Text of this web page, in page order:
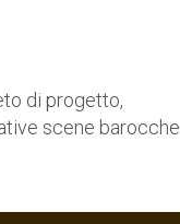
di progetto,
scene barocche